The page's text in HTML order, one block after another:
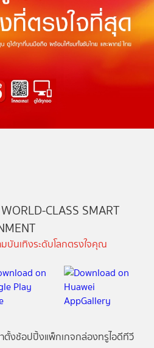
CLASS SMART
บันเทิงระดับโลกตรงใจคุณ
ตั้งช้อปปิ้งแพ็กเกจกล่องทรูไอดีทีวี